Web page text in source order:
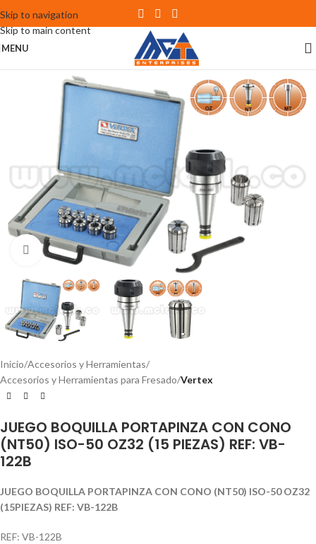
Skip to navigation
Skip to main content
MENU
Click to enlarge
Inicio Accesorios y Herramientas
Accesorios y Herramientas para Fresado Vertex
JUEGO BOQUILLA PORTAPINZA CON CONO
(NT50) ISO-50 OZ32 (15 PIEZAS) REF: VB-
122B
JUEGO BOQUILLA PORTAPINZA CON CONO (NT50) ISO-50 OZ32
(15PIEZAS) REF: VB-122B
REF: VB-122B